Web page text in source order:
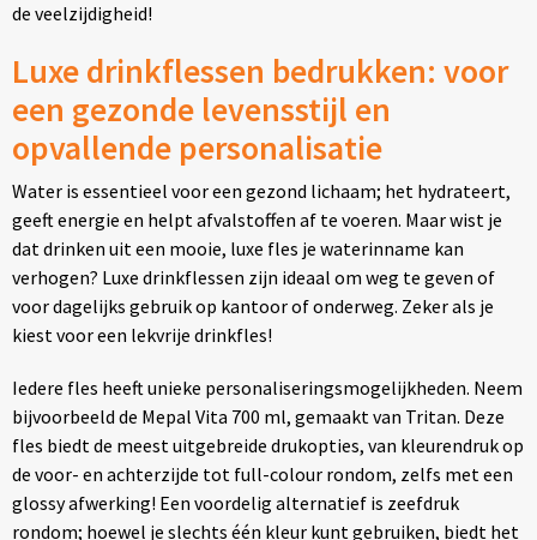
de veelzijdigheid!
Luxe drinkflessen bedrukken: voor
een gezonde levensstijl en
opvallende personalisatie
Water is essentieel voor een gezond lichaam; het hydrateert,
geeft energie en helpt afvalstoffen af te voeren. Maar wist je
dat drinken uit een mooie, luxe fles je waterinname kan
verhogen? Luxe drinkflessen zijn ideaal om weg te geven of
voor dagelijks gebruik op kantoor of onderweg. Zeker als je
kiest voor een lekvrije drinkfles!
Iedere fles heeft unieke personaliseringsmogelijkheden. Neem
bijvoorbeeld de Mepal Vita 700 ml, gemaakt van Tritan. Deze
fles biedt de meest uitgebreide drukopties, van kleurendruk op
de voor- en achterzijde tot full-colour rondom, zelfs met een
glossy afwerking! Een voordelig alternatief is zeefdruk
rondom; hoewel je slechts één kleur kunt gebruiken, biedt het